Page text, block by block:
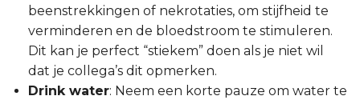
beenstrekkingen of nekrotaties, om stijfheid te
verminderen en de bloedstroom te stimuleren.
Dit kan je perfect “stiekem” doen als je niet wil
dat je collega’s dit opmerken.
Drink water: Neem een korte pauze om water te